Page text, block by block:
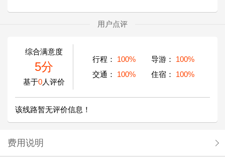
用户点评
综合满意度
5分
基于0人评价
行程： 100% 导游：
100%
交通：
100% 住宿： 100%
该线路暂无评价信息！
费用说明